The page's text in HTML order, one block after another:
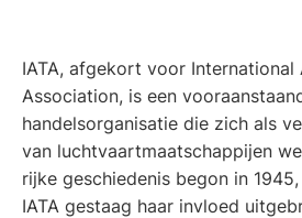
IATA, afgekort voor International
Association, is een
handelsorganisatie die zich als
van luchtvaartmaatschappijen
rijke geschiedenis begon in
IATA gestaag haar invloed